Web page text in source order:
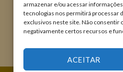
armazenar e/ou acessar
tecnologias nos permitirá processar
exclusivos neste site. Não
negativamente certos recursos e
ACEITAR